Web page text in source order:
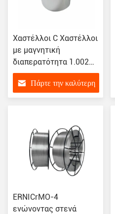
Χαστέλλοι C Χαστέλλοι
με μαγνητική
διαπερατότητα 1.002
(H=100 Oersteds)
Πάρτε την καλύτερη
ERNICrMO-4
ενώνοντας στενά